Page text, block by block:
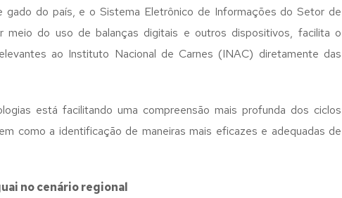
do país, e o Sistema Eletrônico de Informações do Setor de
meio do uso de balanças digitais e outros dispositivos, facilita o
ao Instituto Nacional de Carnes (INAC) diretamente das
está facilitando uma compreensão mais profunda dos ciclos
como a identificação de maneiras mais eficazes e adequadas de
no cenário regional